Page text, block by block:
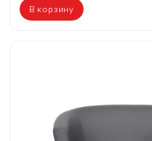
В корзину